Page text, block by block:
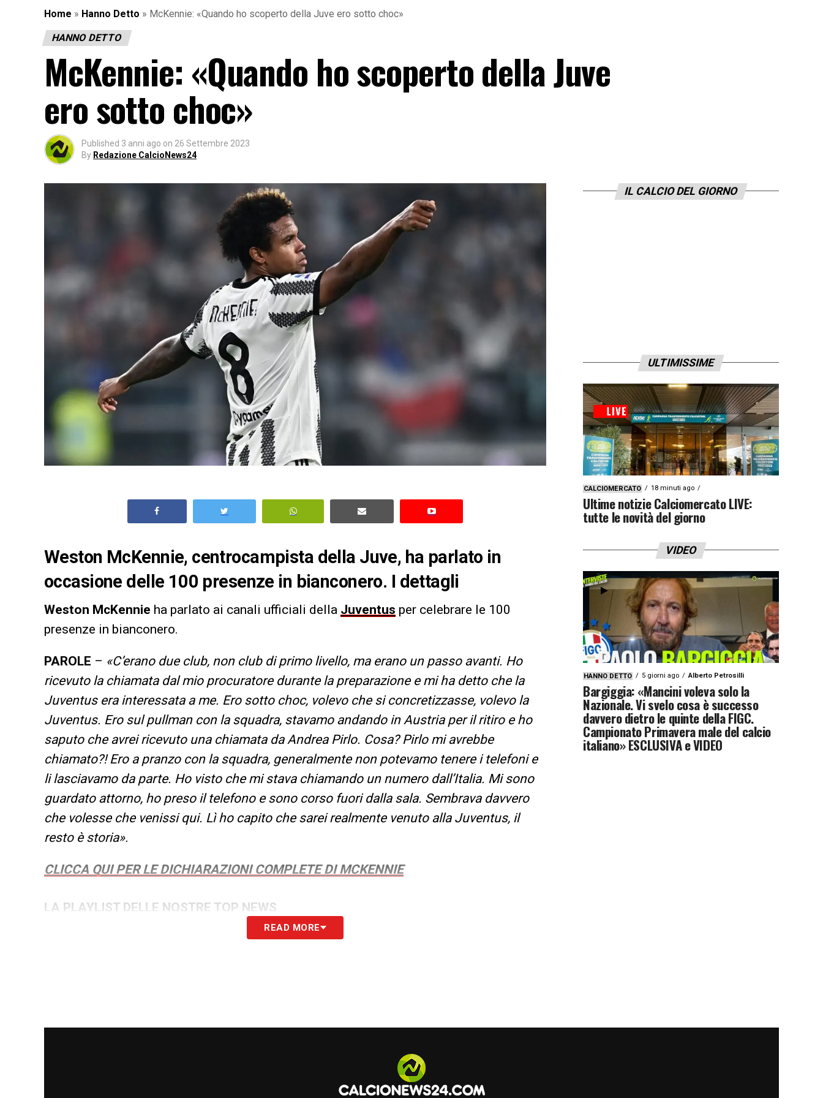
Home » Hanno Detto » McKennie: «Quando ho scoperto della Juve ero sotto choc»
HANNO DETTO
McKennie: «Quando ho scoperto della Juve
ero sotto choc»
Published 3 anni ago on 26 Settembre 2023
By Redazione CalcioNews24
Weston McKennie, centrocampista della Juve, ha parlato in
occasione delle 100 presenze in bianconero. I dettagli
Weston McKennie ha parlato ai canali ufficiali della Juventus per celebrare le 100
presenze in bianconero.
PAROLE – «C’erano due club, non club di primo livello, ma erano un passo avanti. Ho
ricevuto la chiamata dal mio procuratore durante la preparazione e mi ha detto che la
Juventus era interessata a me. Ero sotto choc, volevo che si concretizzasse, volevo la
Juventus. Ero sul pullman con la squadra, stavamo andando in Austria per il ritiro e ho
saputo che avrei ricevuto una chiamata da Andrea Pirlo. Cosa? Pirlo mi avrebbe
chiamato?! Ero a pranzo con la squadra, generalmente non potevamo tenere i telefoni e
li lasciavamo da parte. Ho visto che mi stava chiamando un numero dall’Italia. Mi sono
guardato attorno, ho preso il telefono e sono corso fuori dalla sala. Sembrava davvero
che volesse che venissi qui. Lì ho capito che sarei realmente venuto alla Juventus, il
resto è storia».
CLICCA QUI PER LE DICHIARAZIONI COMPLETE DI MCKENNIE
LA PLAYLIST DELLE NOSTRE TOP NEWS
READ MORE
IL CALCIO DEL GIORNO
ULTIMISSIME
CALCIOMERCATO 18 minuti ago
Ultime notizie Calciomercato LIVE:
tutte le novità del giorno
VIDEO
HANNO DETTO 5 giorni ago Alberto Petrosilli
Bargiggia: «Mancini voleva solo la
Nazionale. Vi svelo cosa è successo
davvero dietro le quinte della FIGC.
Campionato Primavera male del calcio
italiano» ESCLUSIVA e VIDEO